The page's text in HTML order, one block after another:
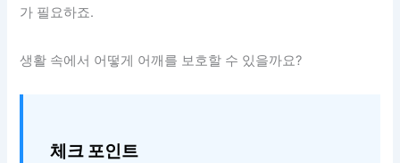
가 필요하죠.
생활 속에서 어떻게 어깨를 보호할 수 있을까요?
체크 포인트